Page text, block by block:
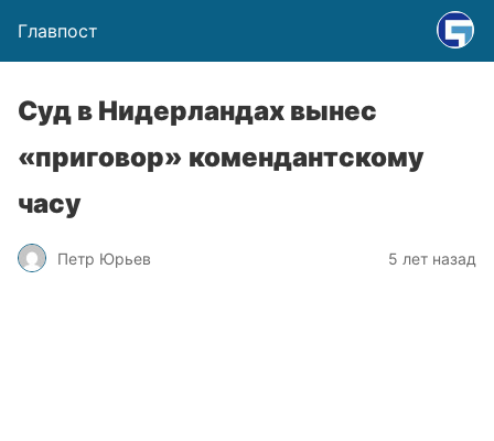
Главпост
Суд в Нидерландах вынес
«приговор» комендантскому
часу
Петр Юрьев 5 лет назад